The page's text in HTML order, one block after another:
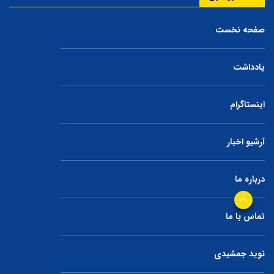
صفحه نخست
یادداشت
اینستاگرام
آرشیو اخبار
درباره ما
تماس با ما
نوید جمشیدی